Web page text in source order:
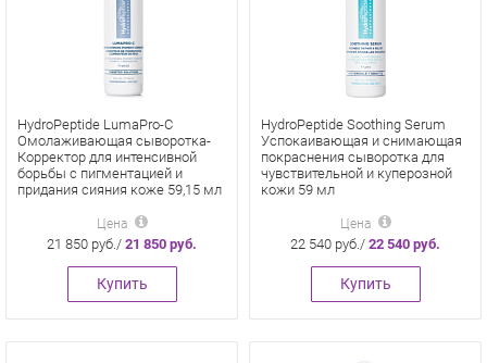
HydroPeptide LumaPro-C
Омолаживающая сыворотка-
Корректор для интенсивной
борьбы с пигментацией и
придания сияния коже 59,15 мл
Цена
21 850 руб./ 21 850 руб.
Купить
HydroPeptide Soothing Serum
Успокаивающая и снимающая
покраснения сыворотка для
чувствительной и куперозной
кожи 59 мл
Цена
22 540 руб./ 22 540 руб.
Купить